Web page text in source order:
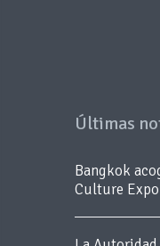
Últimas
Bangkok
Culture